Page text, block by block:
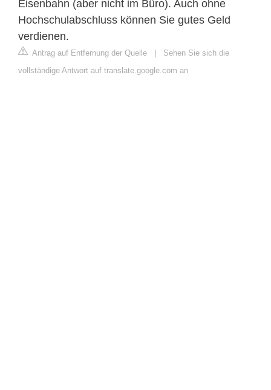
Eisenbahn (aber nicht im Büro). Auch ohne
Hochschulabschluss können Sie gutes Geld
verdienen.
Antrag auf Entfernung der Quelle | Sehen Sie sich die
vollständige Antwort auf translate.google.com an